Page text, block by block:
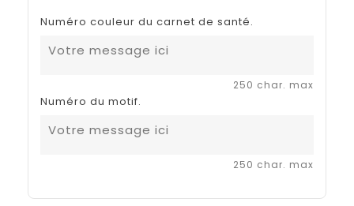
Numéro couleur du carnet de santé.
250 char. max
Numéro du motif.
250 char. max